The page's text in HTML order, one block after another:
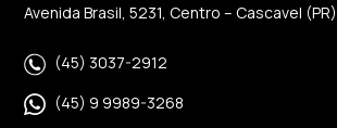
Avenida Brasil, 5231, Centro – Cascavel (PR)
(45) 3037-2912
(45) 9 9989-3268